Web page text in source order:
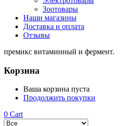
Зоотовары
Наши магазины
Доставка и оплата
Отзывы
премикс витаминный и фермент.
Корзина
Ваша корзина пуста
Продолжить покупки
0 Cart